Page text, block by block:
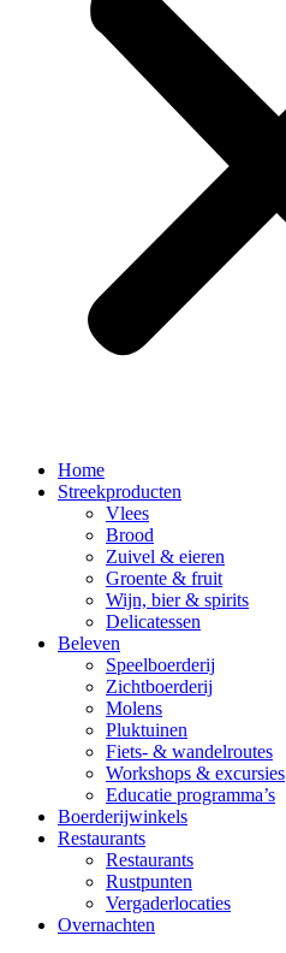
Home
Streekproducten
Vlees
Brood
Zuivel & eieren
Groente & fruit
Wijn, bier & spirits
Delicatessen
Beleven
Speelboerderij
Zichtboerderij
Molens
Pluktuinen
Fiets- & wandelroutes
Workshops & excursies
Educatie programma’s
Boerderijwinkels
Restaurants
Restaurants
Rustpunten
Vergaderlocaties
Overnachten